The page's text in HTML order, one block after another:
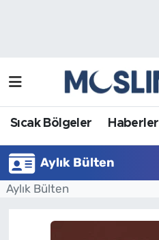
Sıcak Bölgeler Haberler
Aylık Bülten
Aylık Bülten
Haberler
MP Dosya
Röportaj Haber
Aylık Bülten